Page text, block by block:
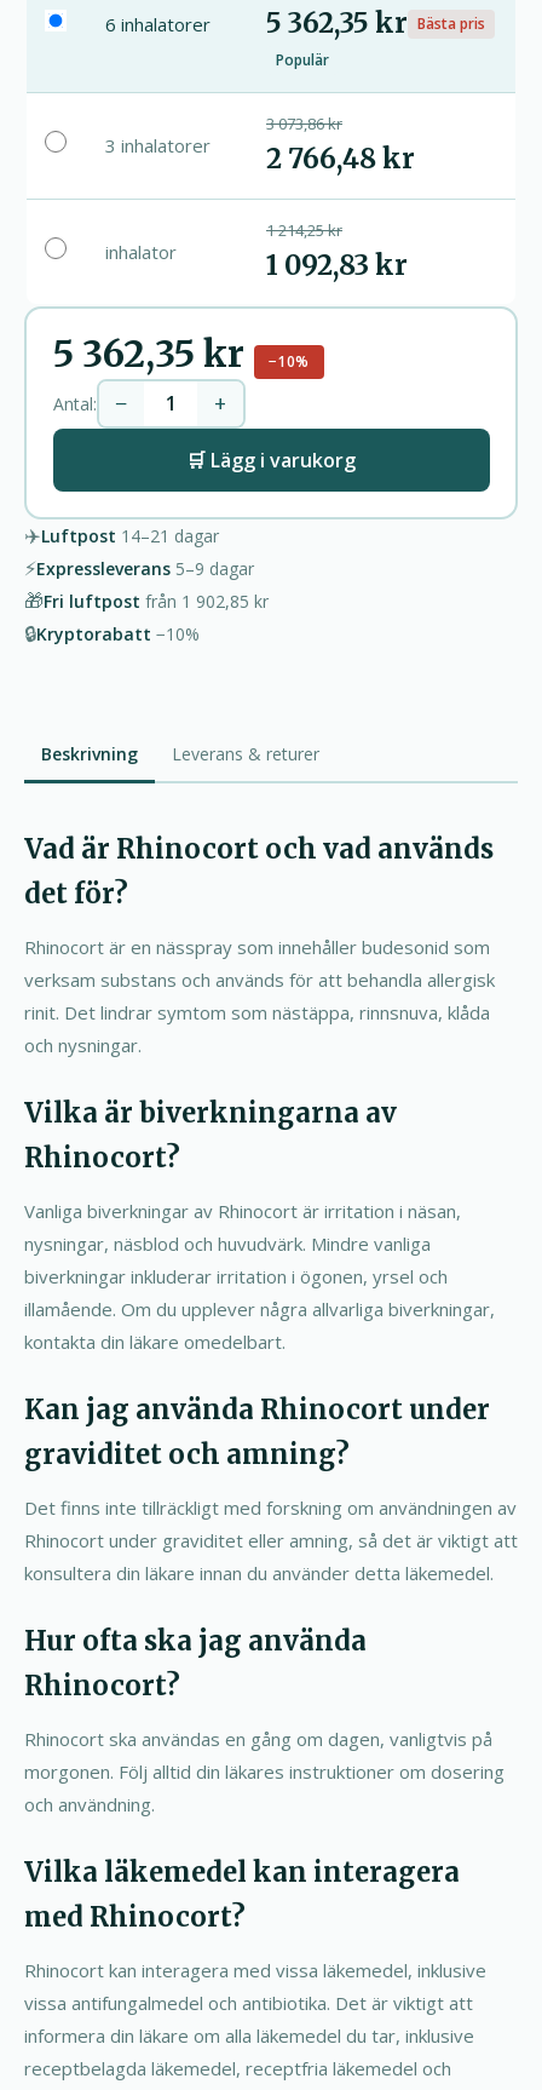
6 inhalatorer 5 362,35 kr Bästa pris
Populär
3 inhalatorer
3 073,86 kr
2 766,48 kr
inhalator
1 214,25 kr
1 092,83 kr
5 362,35 kr −10%
Antal: − +
🛒 Lägg i varukorg
✈️Luftpost 14–21 dagar
⚡Expressleverans 5–9 dagar
🎁Fri luftpost från 1 902,85 kr
🔒Kryptorabatt −10%
Beskrivning Leverans & returer
Vad är Rhinocort och vad används
det för?
Rhinocort är en nässpray som innehåller budesonid som
verksam substans och används för att behandla allergisk
rinit. Det lindrar symtom som nästäppa, rinnsnuva, klåda
och nysningar.
Vilka är biverkningarna av
Rhinocort?
Vanliga biverkningar av Rhinocort är irritation i näsan,
nysningar, näsblod och huvudvärk. Mindre vanliga
biverkningar inkluderar irritation i ögonen, yrsel och
illamående. Om du upplever några allvarliga biverkningar,
kontakta din läkare omedelbart.
Kan jag använda Rhinocort under
graviditet och amning?
Det finns inte tillräckligt med forskning om användningen av
Rhinocort under graviditet eller amning, så det är viktigt att
konsultera din läkare innan du använder detta läkemedel.
Hur ofta ska jag använda
Rhinocort?
Rhinocort ska användas en gång om dagen, vanligtvis på
morgonen. Följ alltid din läkares instruktioner om dosering
och användning.
Vilka läkemedel kan interagera
med Rhinocort?
Rhinocort kan interagera med vissa läkemedel, inklusive
vissa antifungalmedel och antibiotika. Det är viktigt att
informera din läkare om alla läkemedel du tar, inklusive
receptbelagda läkemedel, receptfria läkemedel och